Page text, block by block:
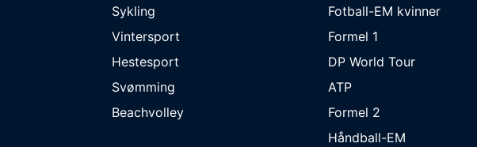
Sykling
Vintersport
Hestesport
Svømming
Beachvolley
Fotball-EM kvinner
Formel 1
DP World Tour
ATP
Formel 2
Håndball-EM